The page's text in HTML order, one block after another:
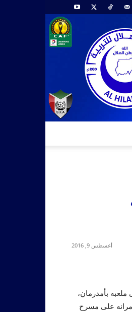
أغسطس 9, 2016
بأمدرمان،
الأزرق مرانه على مسرح